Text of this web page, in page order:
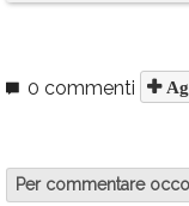
0 commenti
Per commentare